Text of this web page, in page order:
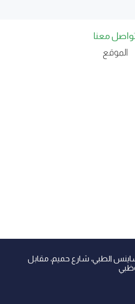
معنا
الموقع
الطبي، شارع حميم، مقابل